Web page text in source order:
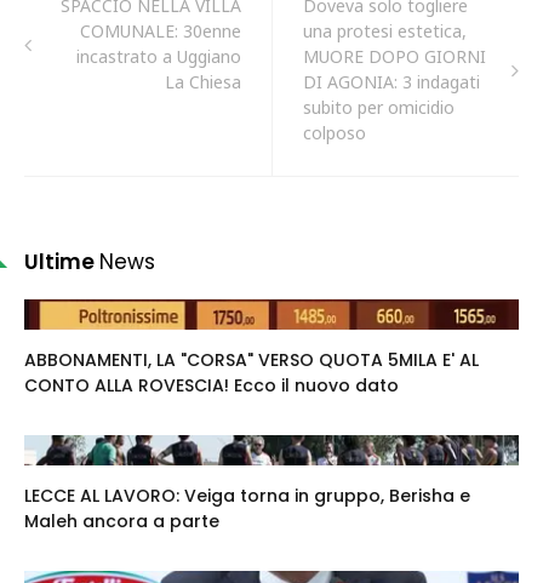
SPACCIO NELLA VILLA
COMUNALE: 30enne
incastrato a Uggiano
La Chiesa
Doveva solo togliere
una protesi estetica,
MUORE DOPO GIORNI
DI AGONIA: 3 indagati
subito per omicidio
colposo
Ultime News
ABBONAMENTI, LA "CORSA" VERSO QUOTA 5MILA E' AL
CONTO ALLA ROVESCIA! Ecco il nuovo dato
LECCE AL LAVORO: Veiga torna in gruppo, Berisha e
Maleh ancora a parte